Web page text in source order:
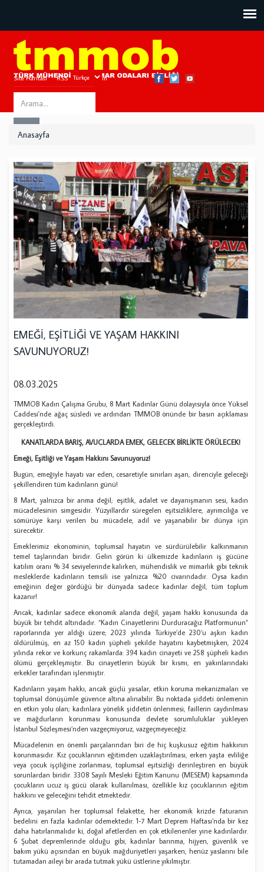
Site Haritası RSS Bize Ulaşın
Search
this
Anasayfa
EMEĞİ, EŞİTLİĞİ VE YAŞAM HAKKINI
SAVUNUYORUZ!
08.03.2025
TMMOB Kadın Çalışma Grubu, 8 Mart Kadınlar Günü dolayısıyla önce Yüksel
Caddesi'nde ağaç süsledi ve ardından TMMOB önünde bir basın açıklaması
gerçekleştirdi.
KANATLARDA BARIŞ, AVUÇLARDA EMEK, GELECEK BİRLİKTE ÖRÜLECEK!
Emeği, Eşitliği ve Yaşam Hakkını Savunuyoruz!
Bugün, emeğiyle hayatı var eden, cesaretiyle sınırları aşan, direnciyle geleceği
şekillendiren tüm kadınların günü!
8 Mart, yalnızca bir anma değil; eşitlik, adalet ve dayanışmanın sesi, kadın
mücadelesinin simgesidir. Yüzyıllardır süregelen eşitsizliklere, ayrımcılığa ve
sömürüye karşı verilen bu mücadele, adil ve yaşanabilir bir dünya için
sürecektir.
Emeklerimiz ekonominin, toplumsal hayatın ve sürdürülebilir kalkınmanın
temel taşlarından biridir. Gelin görün ki ülkemizde kadınların iş gücüne
katılım oranı % 34 seviyelerinde kalırken, mühendislik ve mimarlık gibi teknik
mesleklerde kadınların temsili ise yalnızca %20 civarındadır. Oysa kadın
emeğinin değer gördüğü bir dünyada sadece kadınlar değil, tüm toplum
kazanır!
Ancak, kadınlar sadece ekonomik alanda değil, yaşam hakkı konusunda da
büyük bir tehdit altındadır. “Kadın Cinayetlerini Durduracağız Platformunun”
raporlarında yer aldığı üzere; 2023 yılında Türkiye’de 230’u aşkın kadın
öldürülmüş, en az 150 kadın şüpheli şekilde hayatını kaybetmişken, 2024
yılında rekor ve korkunç rakamlarda: 394 kadın cinayeti ve 258 şüpheli kadın
ölümü gerçekleşmiştir. Bu cinayetlerin büyük bir kısmı, en yakınlarındaki
erkekler tarafından işlenmiştir.
Kadınların yaşam hakkı, ancak güçlü yasalar, etkin koruma mekanizmaları ve
toplumsal dönüşümle güvence altına alınabilir. Bu noktada şiddeti önlemenin
en etkin yolu olan; kadınlara yönelik şiddetin önlenmesi, faillerin caydırılması
ve mağdurların korunması konusunda devlete sorumluluklar yükleyen
İstanbul Sözleşmesi’nden vazgeçmiyoruz, vazgeçmeyeceğiz.
Mücadelenin en önemli parçalarından biri de hiç kuşkusuz eğitim hakkının
korunmasıdır. Kız çocuklarının eğitimden uzaklaştırılması, erken yaşta evliliğe
veya çocuk işçiliğine zorlanması, toplumsal eşitsizliği derinleştiren en büyük
sorunlardan biridir. 3308 Sayılı Mesleki Eğitim Kanunu (MESEM) kapsamında
çocukların ucuz iş gücü olarak kullanılması, özellikle kız çocuklarının eğitim
hakkını ve geleceğini tehdit etmektedir.
Ayrıca, yaşanılan her toplumsal felakette, her ekonomik krizde faturanın
bedelini en fazla kadınlar ödemektedir. 1-7 Mart Deprem Haftası’nda bir kez
daha hatırlanmalıdır ki, doğal afetlerden en çok etkilenenler yine kadınlardır.
6 Şubat depremlerinde olduğu gibi, kadınlar barınma, hijyen, güvenlik ve
bakım yükü açısından en büyük mağduriyetleri yaşarken, henüz yaslarını bile
tutamadan aileyi bir arada tutmak yükü üstlerine yıkılmıştır.